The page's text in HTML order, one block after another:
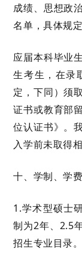
成绩、思想政
名单，具体规
应届本科毕业
生考生，在录
定，下同）须
证书或教育部
位认证书》。
入学前未取得
十、学制、学
1.学术型硕士
制为2年、 2.5
招生专业目录。